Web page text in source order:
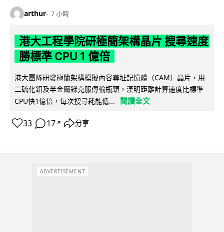
arthur 7 小時
港大工程學院研極簡架構晶片 搜尋速度
勝標準 CPU 1 億倍
港大團隊研發極簡架構模擬內容尋址記憶體（CAM）晶片，用
二硫化鉬及半金屬銻克服傳輸瓶頸，漢明距離計算速度比標準
CPU快1億倍，每次搜尋耗能低...
閱讀全文
33 17 ↗ 分享
ADVERTISEMENT